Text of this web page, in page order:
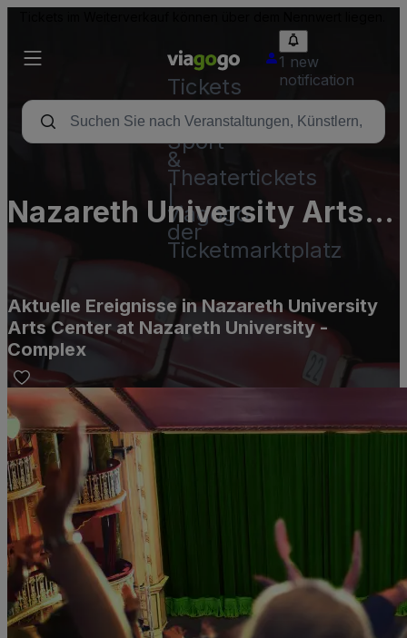
Tickets
-
Konzert-,
Sport-
&
Theatertickets
viagogo
der
Ticketmarktplatz
1 new
notification
Nazareth University Arts
Center at Nazareth
Aktuelle Ereignisse in Nazareth University
Arts Center at Nazareth University -
Complex